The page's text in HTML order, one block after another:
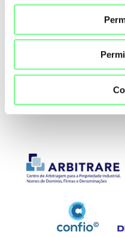
Segurança e
domínios
Não encontra resposta às